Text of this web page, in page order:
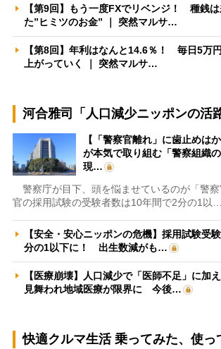
【第9回】もう一度FXでリベンジ！ 種銭
た”ヒミツのお金” ｜ 突然マルサ…
【第8回】年利はなんと14.6％！ 毎日5万
上がっていく ｜ 突然マルサ…
河合雅司「人口減少ニッポンの活
【「警察官離れ」に歯止めは
が本気で取り組む「警察組織
現…
警察庁が目下、頭を悩ませているのが「警
官の採用試験の受験者数は10年間で2分の1以…
【安全・安心ニッポンの危機】採用試験受
分の1以下に！ 出生数減がも…
【医療崩壊】人口減少で「医師不足」に加
見舞われ地域医療が限界に 今後…
快適クルマ生活 乗ってみた、使っ